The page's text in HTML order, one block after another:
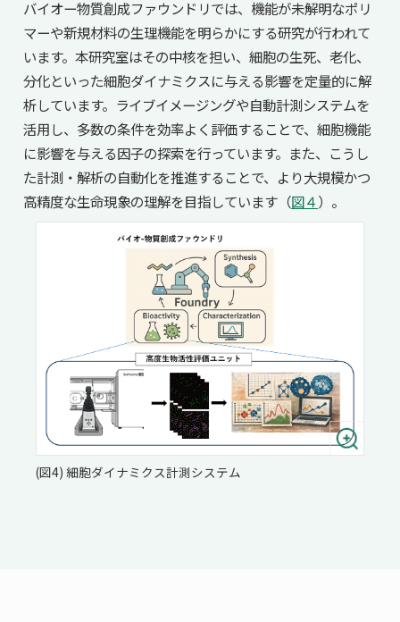
バイオー物質創成ファウンドリでは、機能が未解明なポリ
マーや新規材料の生理機能を明らかにする研究が行われて
います。本研究室はその中核を担い、細胞の生死、老化、
分化といった細胞ダイナミクスに与える影響を定量的に解
析しています。ライブイメージングや自動計測システムを
活用し、多数の条件を効率よく評価することで、細胞機能
に影響を与える因子の探索を行っています。また、こうし
た計測・解析の自動化を推進することで、より大規模かつ
高精度な生命現象の理解を目指しています（図４）。
(図4) 細胞ダイナミクス計測システム